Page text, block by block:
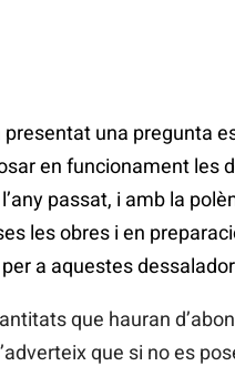
una pregunta
en funcionament les
passat, i amb la
les obres i en
a aquestes
que hauran
que si no es